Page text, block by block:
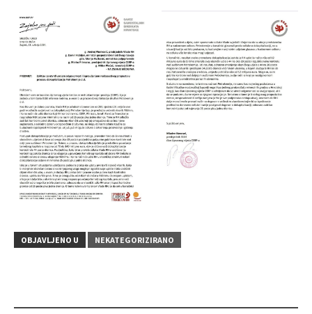
OBJAVLJENO U NEKATEGORIZIRANO